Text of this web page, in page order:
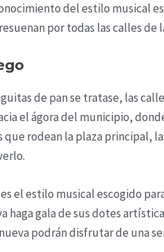
del estilo musical
por todas las calles de
de pan se tratase, las
el ágora del municipio,
que rodean la plaza principal,
el estilo musical escogido
haga gala de sus dotes
podrán disfrutar de una